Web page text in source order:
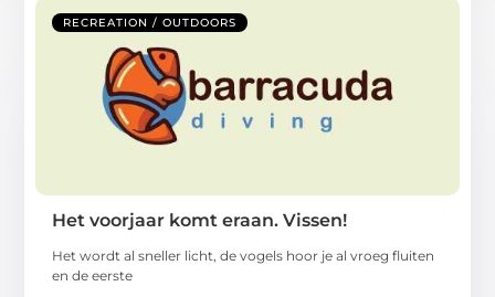
RECREATION / OUTDOORS
Het voorjaar komt eraan. Vissen!
Het wordt al sneller licht, de vogels hoor je al vroeg fluiten
en de eerste